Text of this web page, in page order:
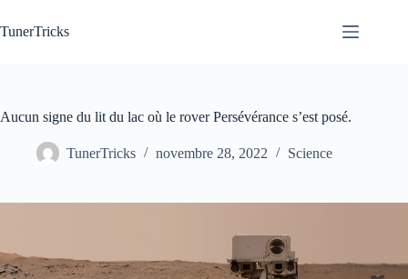
au
contenu
TunerTricks
Aucun signe du lit du lac où le rover Persévérance s’est posé.
TunerTricks novembre 28, 2022 Science